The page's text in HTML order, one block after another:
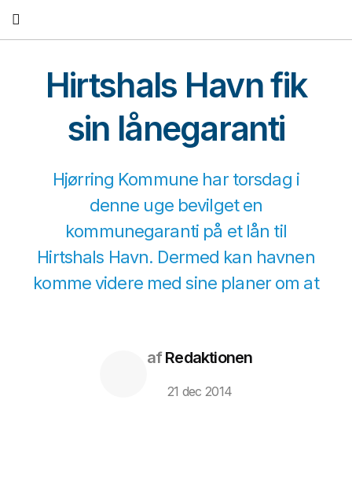
Hirtshals Havn fik
sin lånegaranti
Hjørring Kommune har torsdag i
denne uge bevilget en
kommunegaranti på et lån til
Hirtshals Havn. Dermed kan havnen
komme videre med sine planer om at
afRedaktionen
21 dec 2014